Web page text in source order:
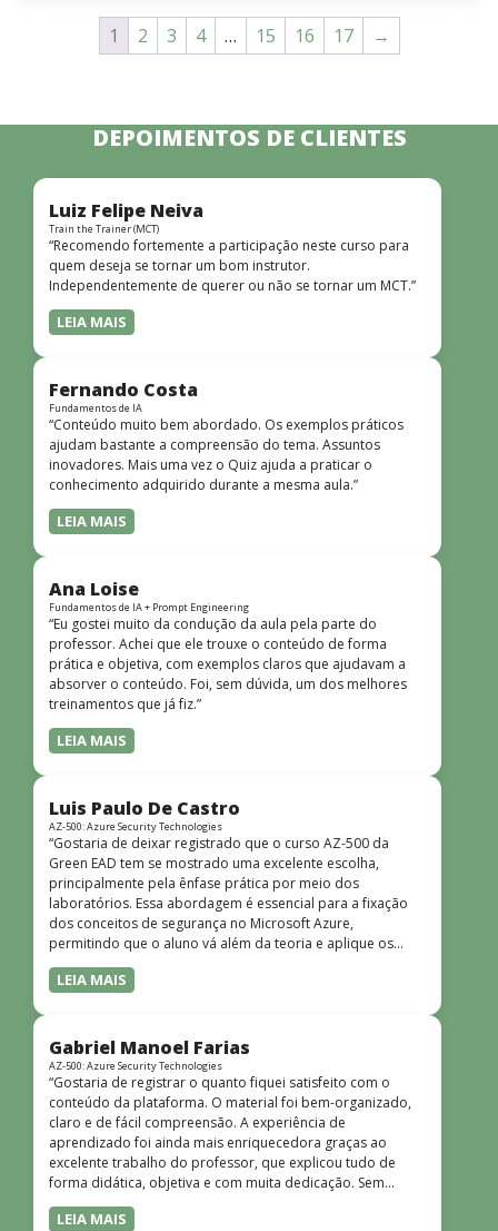
1 2 3 4 … 15 16 17 →
DEPOIMENTOS DE CLIENTES
Luiz Felipe Neiva
Train the Trainer (MCT)
“Recomendo fortemente a participação neste curso para
quem deseja se tornar um bom instrutor.
Independentemente de querer ou não se tornar um MCT.”
LEIA MAIS
Fernando Costa
Fundamentos de IA
“Conteúdo muito bem abordado. Os exemplos práticos
ajudam bastante a compreensão do tema. Assuntos
inovadores. Mais uma vez o Quiz ajuda a praticar o
conhecimento adquirido durante a mesma aula.”
LEIA MAIS
Ana Loise
Fundamentos de IA + Prompt Engineering
“Eu gostei muito da condução da aula pela parte do
professor. Achei que ele trouxe o conteúdo de forma
prática e objetiva, com exemplos claros que ajudavam a
absorver o conteúdo. Foi, sem dúvida, um dos melhores
treinamentos que já fiz.”
LEIA MAIS
Luis Paulo De Castro
AZ-500: Azure Security Technologies
“Gostaria de deixar registrado que o curso AZ-500 da
Green EAD tem se mostrado uma excelente escolha,
principalmente pela ênfase prática por meio dos
laboratórios. Essa abordagem é essencial para a fixação
dos conceitos de segurança no Microsoft Azure,
permitindo que o aluno vá além da teoria e aplique os
conhecimentos em cenários reais e simulados. Outro
ponto muito positivo é a didática do curso. O conteúdo é
quem não tem uma bagagem técnica muito avançada.”
LEIA MAIS
Gabriel Manoel Farias
AZ-500: Azure Security Technologies
“Gostaria de registrar o quanto fiquei satisfeito com o
conteúdo da plataforma. O material foi bem-organizado,
claro e de fácil compreensão. A experiência de
aprendizado foi ainda mais enriquecedora graças ao
excelente trabalho do professor, que explicou tudo de
forma didática, objetiva e com muita dedicação. Sem
dúvida, foi uma jornada de muito aprendizado!”
LEIA MAIS